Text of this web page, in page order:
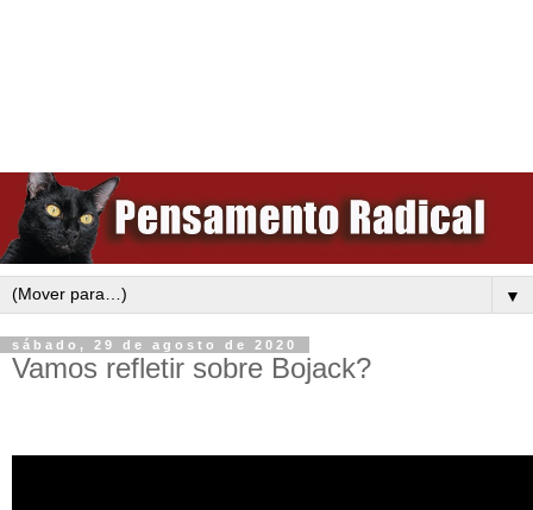
▼
sábado, 29 de agosto de 2020
Vamos refletir sobre Bojack?